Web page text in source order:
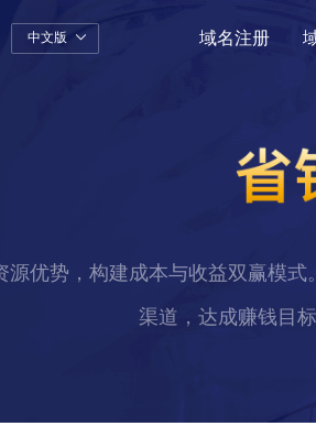
中文版  域名注册
源优势，构建成本与收益双赢模
渠道，达成赚钱目